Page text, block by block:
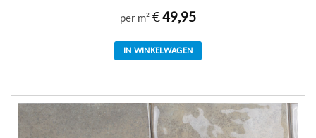
per m² €49,95
IN WINKELWAGEN